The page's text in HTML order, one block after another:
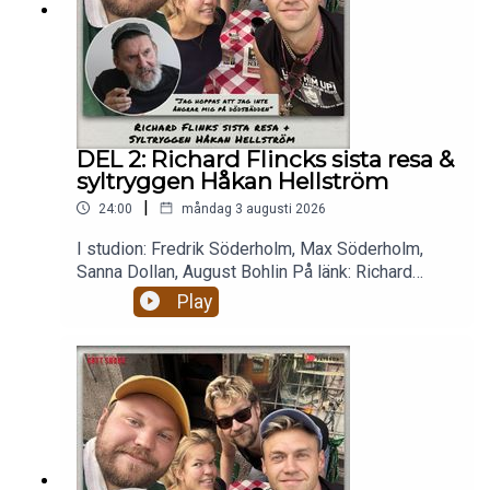
DEL 2: Richard Flincks sista resa &
syltryggen Håkan Hellström
24:00 | måndag 3 augusti 2026
I studion: Fredrik Söderholm, Max Söderholm,
Sanna Dollan, August Bohlin På länk: Richard
Flinck. Micke 💉 Richard Flink berättar om
dödsfonden och planen att avsluta sitt liv i landet
han träffa sina barn en sista gång? Etik på
eftermiddagen:🥶 Är det rätt att bjuda in Mikael
Leijnegard i värmen igen? 👶 Ska man posta
bilder på döda foster på facebook? 👨‍⚖️ Är Daniels
Nanskogs försvarstal BRA eller lite
patetiskt? 🇬🇲 Mikael Fjelldal uppdaterar oss om
Play